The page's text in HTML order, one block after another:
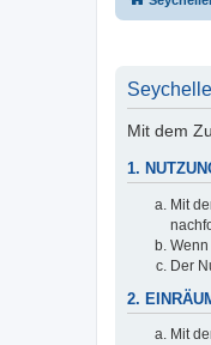
Mit dem
1.
Mit
Der
2.
Mit